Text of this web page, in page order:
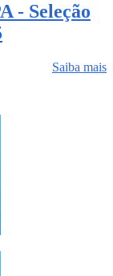
- Seleção
Saiba mais